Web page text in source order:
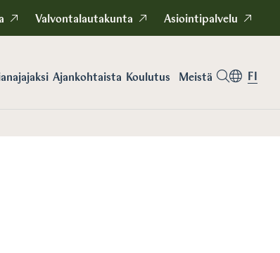
Valvontalautakunta Asiointipalvelu
Ajankohtaista Koulutus Meistä FI